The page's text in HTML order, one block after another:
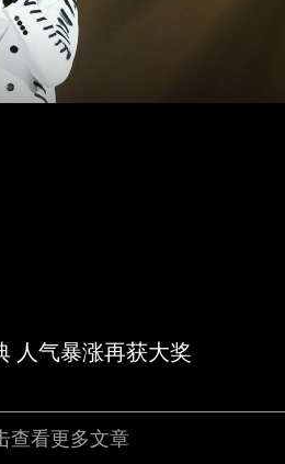
人气暴涨再获大奖
查看更多文章